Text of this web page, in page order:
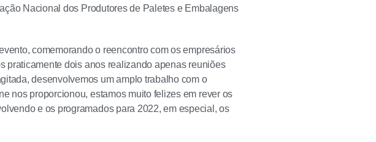
Nacional dos Produtores de Paletes e Embalagens
comemorando o reencontro com os empresários
praticamente dois anos realizando apenas reuniões
desenvolvemos um amplo trabalho com o
nos proporcionou, estamos muito felizes em rever os
e os programados para 2022, em especial, os